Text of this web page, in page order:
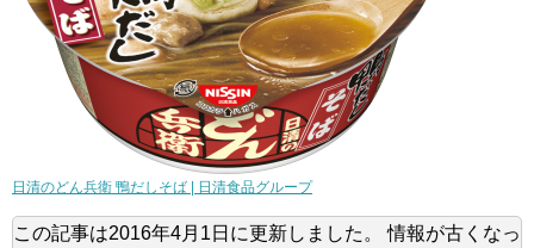
日清のどん兵衛 鴨だしそば | 日清食品グループ
この記事は2016年4月1日 に更新しました。
情報が古くなっ